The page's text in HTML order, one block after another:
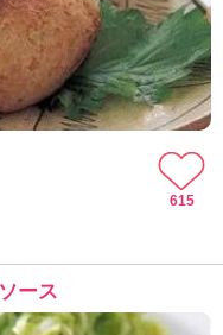
615
ース